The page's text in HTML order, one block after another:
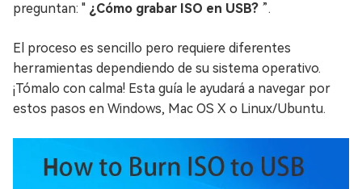
preguntan: " ¿Cómo grabar ISO en USB? ”.
El proceso es sencillo pero requiere diferentes
herramientas dependiendo de su sistema operativo.
¡Tómalo con calma! Esta guía le ayudará a navegar por
estos pasos en Windows, Mac OS X o Linux/Ubuntu.